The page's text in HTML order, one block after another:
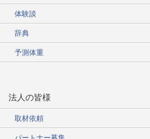
体験談
辞典
予測体重
法人の皆様
取材依頼